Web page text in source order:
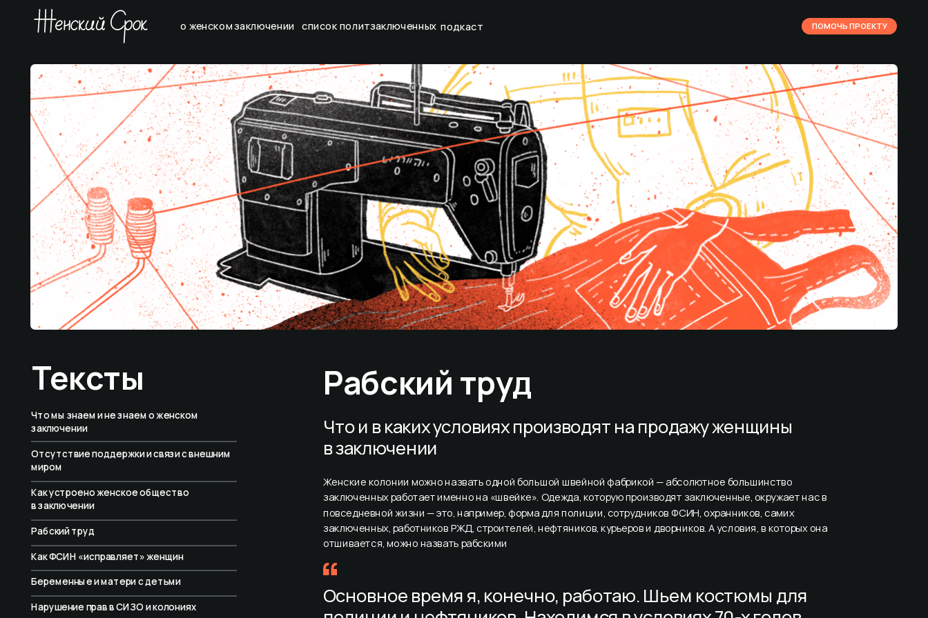
Тексты
Что мы знаем и не знаем о женском
заключении
Отсутствие поддержки и связи с внешним
миром
Как устроено женское общество
в заключении
Рабский труд
Как ФСИН «исправляет» женщин
Беременные и матери с детьми
Нарушение прав в СИЗО и колониях
Рабский труд
Что и в каких условиях производят на продажу женщины
в заключении
Женские колонии можно назвать одной большой швейной фабрикой — абсолютное большинство
заключенных работает именно на «швейке». Одежда, которую производят заключенные, окружает нас в
повседневной жизни — это, например, форма для полиции, сотрудников ФСИН, охранников, самих
заключенных, работников РЖД, строителей, нефтяников, курьеров и дворников. А условия, в которых она
отшивается, можно назвать рабскими
Основное время я, конечно, работаю. Шьем костюмы для
о женском заключении список политзаключенных подкаст